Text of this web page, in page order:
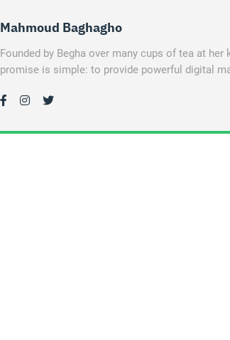
Mahmoud Baghagho
Founded by Begha over many cups of tea at
promise is simple: to provide powerful digital